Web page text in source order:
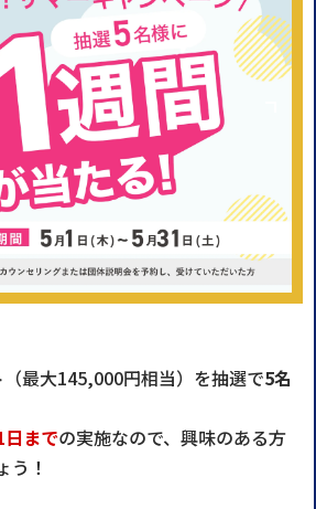
最大145,000円相当）を抽選で5名
日までの実施なので、興味のある方
う！